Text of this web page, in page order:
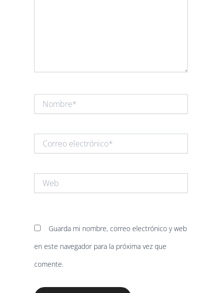
Nombre*
electrónico*
Guarda mi nombre, correo electrónico y web
en este navegador para la próxima vez que
comente.